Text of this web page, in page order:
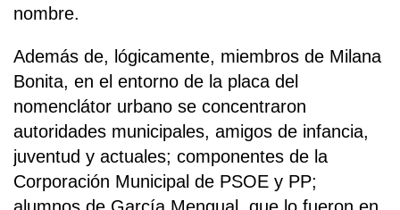
nombre.
Además de, lógicamente, miembros de Milana
Bonita, en el entorno de la placa del
nomenclátor urbano se concentraron
autoridades municipales, amigos de infancia,
juventud y actuales; componentes de la
Corporación Municipal de PSOE y PP;